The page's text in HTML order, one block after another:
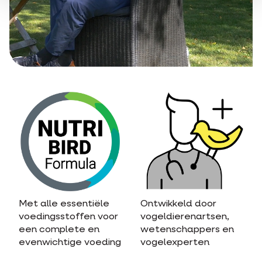
Met alle essentiële
voedingsstoffen voor
een complete en
evenwichtige voeding
Ontwikkeld door
vogeldierenartsen,
wetenschappers en
vogelexperten